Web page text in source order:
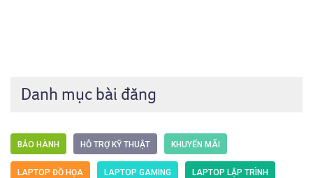
Danh mục bài đăng
BẢO HÀNH HỖ TRỢ KỸ THUẬT KHUYẾN MÃI
LAPTOP ĐỒ HỌA LAPTOP GAMING LAPTOP LẬP TRÌNH